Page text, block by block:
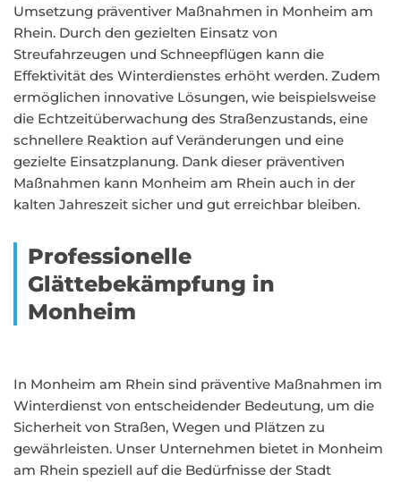
Umsetzung präventiver Maßnahmen in Monheim am
Rhein. Durch den gezielten Einsatz von
Streufahrzeugen und Schneepflügen kann die
Effektivität des Winterdienstes erhöht werden. Zudem
ermöglichen innovative Lösungen, wie beispielsweise
die Echtzeitüberwachung des Straßenzustands, eine
schnellere Reaktion auf Veränderungen und eine
gezielte Einsatzplanung. Dank dieser präventiven
Maßnahmen kann Monheim am Rhein auch in der
kalten Jahreszeit sicher und gut erreichbar bleiben.
Professionelle
Glättebekämpfung in
Monheim
In Monheim am Rhein sind präventive Maßnahmen im
Winterdienst von entscheidender Bedeutung, um die
Sicherheit von Straßen, Wegen und Plätzen zu
gewährleisten. Unser Unternehmen bietet in Monheim
am Rhein speziell auf die Bedürfnisse der Stadt